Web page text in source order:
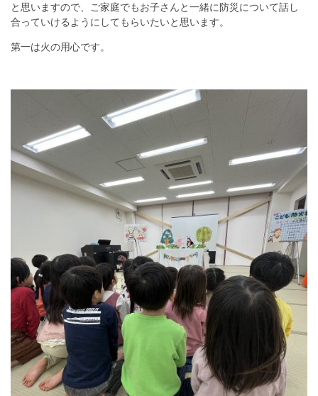
と思いますので、ご家庭でもお子さんと一緒に防災について話し
合っていけるようにしてもらいたいと思います。
第一は火の用心です。